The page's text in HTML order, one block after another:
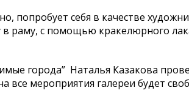
попробует себя в качестве
раму, с помощью кракелюрного
города” Наталья Казакова
все мероприятия галереи будет